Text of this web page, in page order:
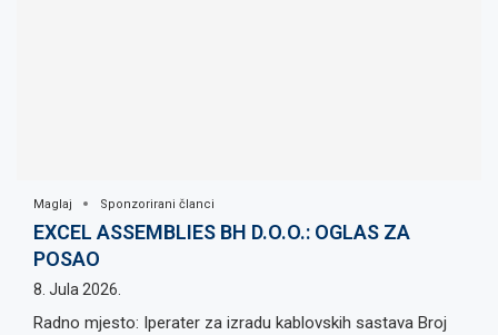
Maglaj Sponzorirani članci
EXCEL ASSEMBLIES BH D.O.O.: OGLAS ZA
POSAO
8. Jula 2026.
Radno mjesto: Iperater za izradu kablovskih sastava Broj